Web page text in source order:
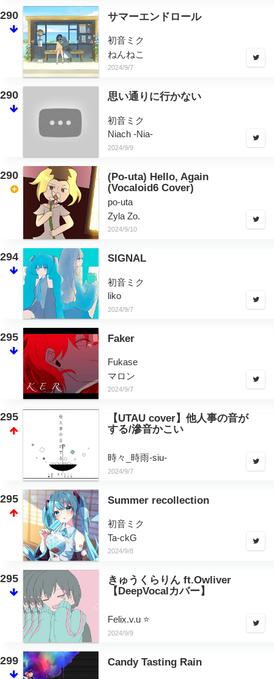
290 サマーエンドロール
初音ミク
ねんねこ
2024/9/7
290 思い通りに行かない
初音ミク
Niach -Nia-
2024/9/9
290
(Po-uta) Hello, Again
(Vocaloid6 Cover)
po-uta
Zyla Zo.
2024/9/10
294 SIGNAL
初音ミク
liko
2024/9/7
295 Faker
Fukase
マロン
2024/9/7
295
【UTAU cover】他人事の音が
する/滲音かこい
時々_時雨-siu-
2024/9/7
295 Summer recollection
初音ミク
Ta-ckG
2024/9/8
295
きゅうくらりん ft.Owliver
【DeepVocalカバー】
Felix.v.u ⭐
2024/9/9
299 Candy Tasting Rain